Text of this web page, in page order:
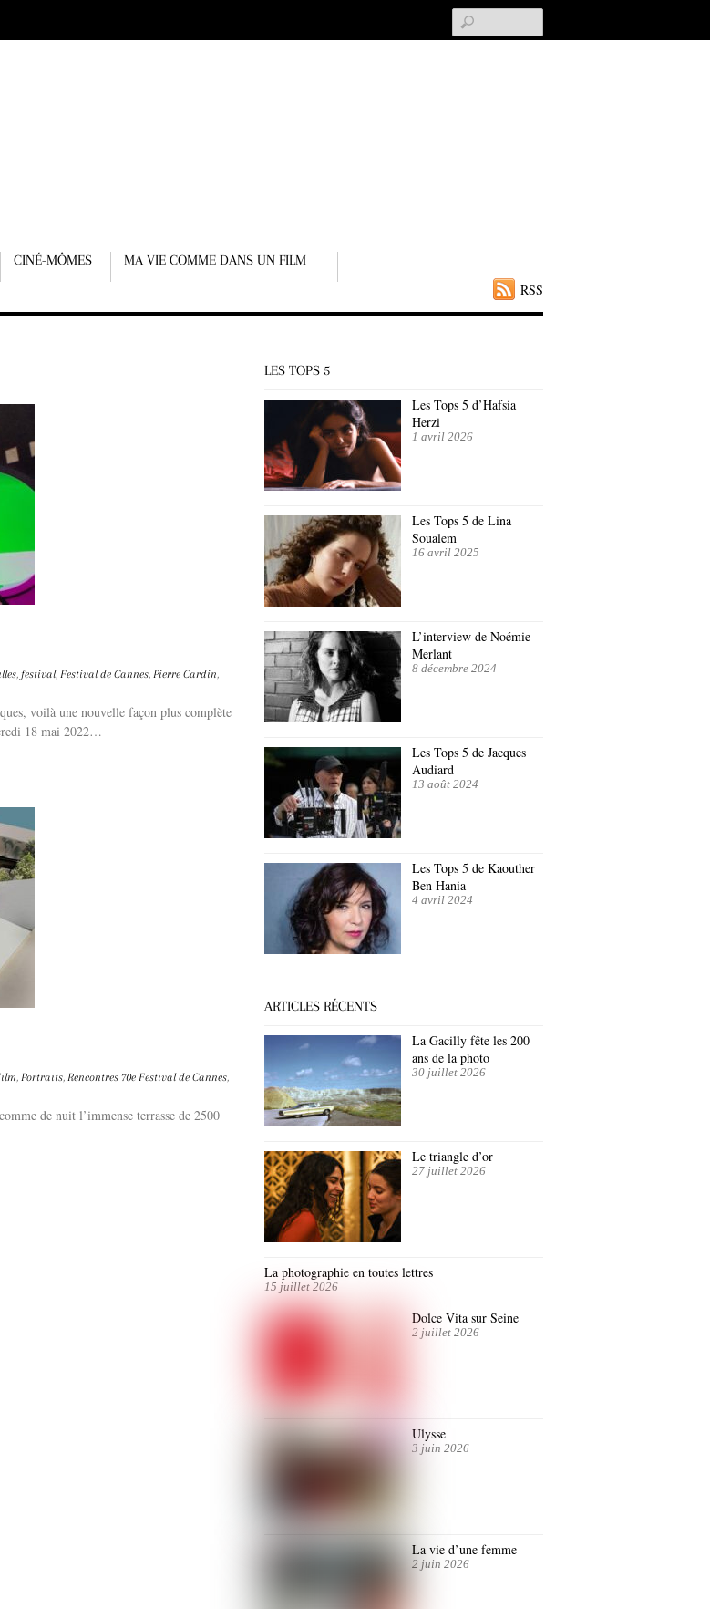
RSS
CINÉ-MÔMES
MA VIE COMME DANS UN FILM
, festival, Festival de Cannes, Pierre Cardin,
voilà une nouvelle façon plus complète
18 mai 2022…
, Portraits, Rencontres 70e Festival de Cannes,
de nuit l’immense terrasse de 2500
LES TOPS 5
Les Tops 5 d’Hafsia
Herzi
1 avril 2026
Les Tops 5 de Lina
Soualem
16 avril 2025
L’interview de Noémie
Merlant
8 décembre 2024
Les Tops 5 de Jacques
Audiard
13 août 2024
Les Tops 5 de Kaouther
Ben Hania
4 avril 2024
ARTICLES RÉCENTS
La Gacilly fête les 200
ans de la photo
30 juillet 2026
Le triangle d’or
27 juillet 2026
La photographie en toutes lettres
15 juillet 2026
Dolce Vita sur Seine
2 juillet 2026
Ulysse
3 juin 2026
La vie d’une femme
2 juin 2026